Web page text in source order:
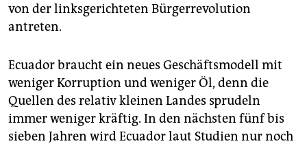
von der linksgerichteten Bürgerrevolution
antreten.
Ecuador braucht ein neues Geschäftsmodell mit
weniger Korruption und weniger Öl, denn die
Quellen des relativ kleinen Landes sprudeln
immer weniger kräftig. In den nächsten fünf bis
sieben Jahren wird Ecuador laut Studien nur noch